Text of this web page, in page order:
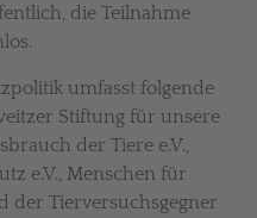
die Teilnahme
umfasst folgende
Stiftung für unsere
der Tiere e.V.,
e.V., Menschen für
der Tierversuchsgegner